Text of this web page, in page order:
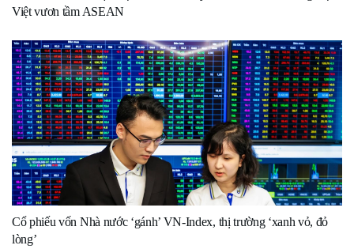
Việt vươn tầm ASEAN
Cổ phiếu vốn Nhà nước ‘gánh’ VN-Index, thị trường ‘xanh vỏ, đỏ
lòng’